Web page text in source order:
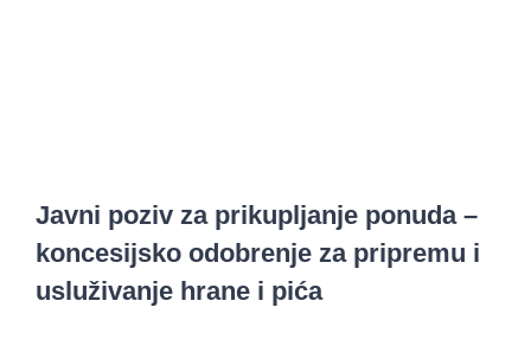
Javni poziv za prikupljanje ponuda –
koncesijsko odobrenje za pripremu i
usluživanje hrane i pića